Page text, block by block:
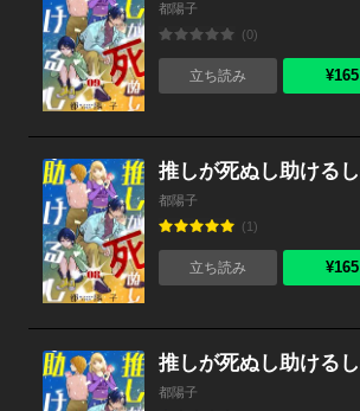
都陽子
(0)
立ち読み ¥165
都陽子
(1)
立ち読み ¥165
都陽子